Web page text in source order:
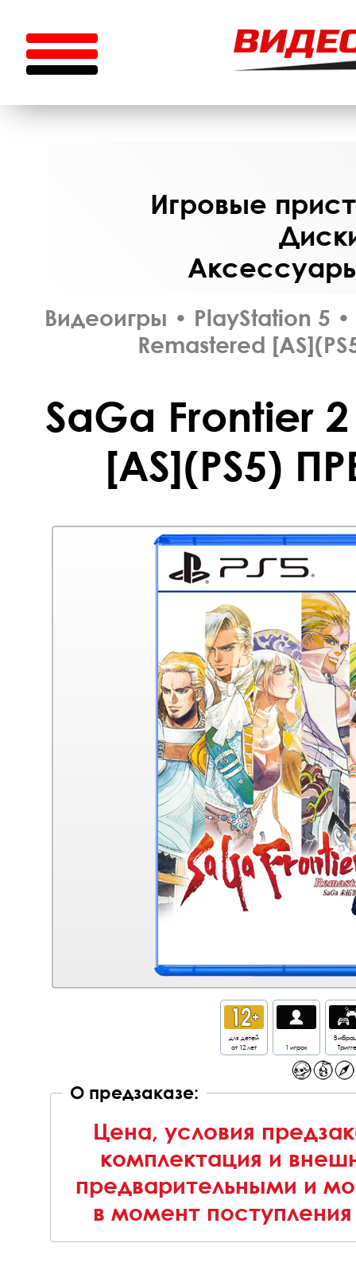
Игровые
Видеоигры • PlayStation 5 •
Remastered
SaGa Frontier
[AS](PS5)
для детей
от 12 лет
1 игрок
О предзаказе:
Цена, условия
комплектация и
предварительными и
в момент